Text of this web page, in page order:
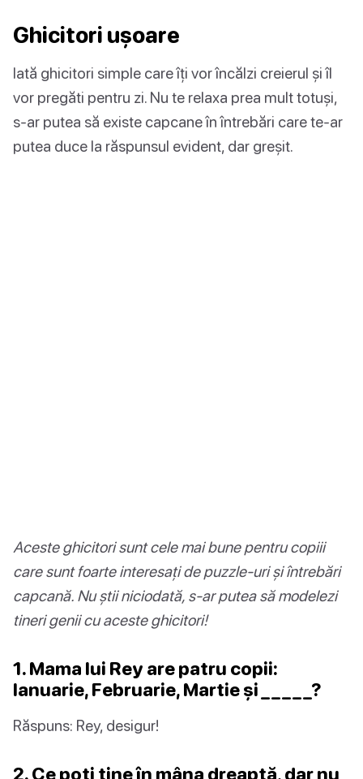
Ghicitori ușoare
Iată ghicitori simple care îți vor încălzi creierul și îl
vor pregăti pentru zi. Nu te relaxa prea mult totuși,
s-ar putea să existe capcane în întrebări care te-ar
putea duce la răspunsul evident, dar greșit.
Aceste ghicitori sunt cele mai bune pentru copiii
care sunt foarte interesați de puzzle-uri și întrebări
capcană. Nu știi niciodată, s-ar putea să modelezi
tineri genii cu aceste ghicitori!
1. Mama lui Rey are patru copii:
Ianuarie, Februarie, Martie și _ _ _ _ _?
Răspuns: Rey, desigur!
2. Ce poți ține în mâna dreaptă, dar nu